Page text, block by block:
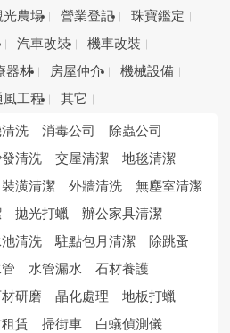
光農場 營業登記
珠寶鑑定
汽車改裝
機車改裝
器材 房屋仲介
機械設備
風工程 其它
洗 消毒公司
除蟲公司
清洗 交屋清潔
地毯清潔
裝潢清潔 外牆清洗
無塵室清潔
拋光打蠟
辦公家具清潔
清洗 駐點包月清潔
除跳蚤
水管漏水
石材養護
研磨 晶化處理
地板打蠟
賃 掃街車
白蟻偵測儀